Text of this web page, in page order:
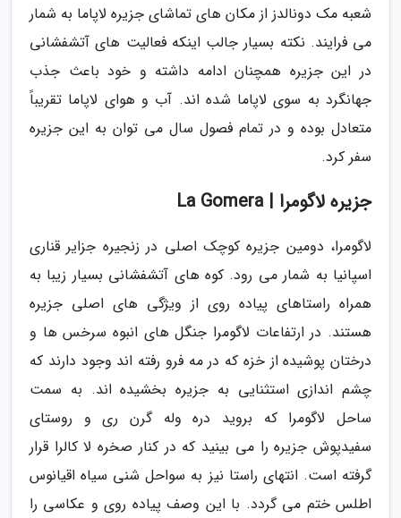
شعبه مک دونالدز از مکان های تماشای جزیره لاپاما به شمار
می فرایند. نکته بسیار جالب اینکه فعالیت های آتشفشانی
در این جزیره همچنان ادامه داشته و خود باعث جذب
جهانگرد به سوی لاپاما شده اند. آب و هوای لاپاما تقریباً
متعادل بوده و در تمام فصول سال می توان به این جزیره
سفر کرد.
جزیره لاگومرا | La Gomera
لاگومرا، دومین جزیره کوچک اصلی در زنجیره جزایر قناری
اسپانیا به شمار می رود. کوه های آتشفشانی بسیار زیبا به
همراه راستاهای پیاده روی از ویژگی های اصلی جزیره
هستند. در ارتفاعات لاگومرا جنگل های انبوه سرخس ها و
درختان پوشیده از خزه که در مه فرو رفته اند وجود دارند که
چشم اندازی استثنایی به جزیره بخشیده اند. به سمت
ساحل لاگومرا که بروید دره وله گرن ری و روستای
سفیدپوش جزیره را می بینید که در کنار صخره لا کالرا قرار
گرفته است. انتهای راستا نیز به سواحل شنی سیاه اقیانوس
اطلس ختم می گردد. با این وصف پیاده روی و عکاسی را